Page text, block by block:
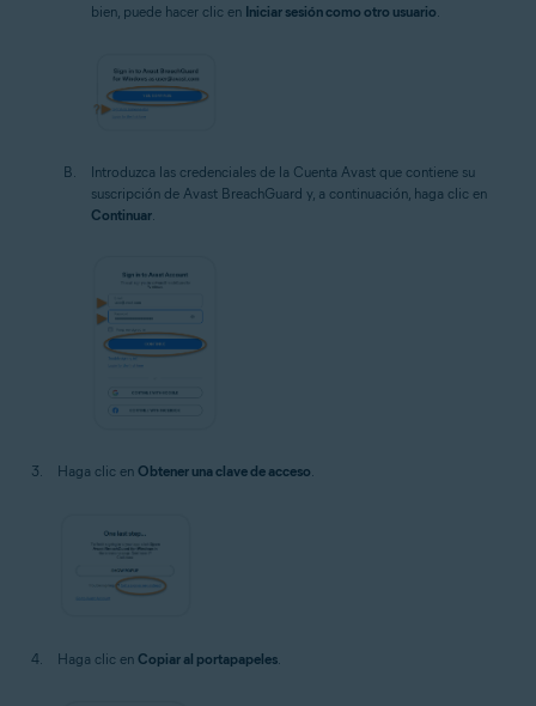
bien, puede hacer clic en Iniciar sesión como otro usuario
Introduzca las credenciales de la Cuenta Avast que contiene su
suscripción de Avast BreachGuard y, a continuación, haga clic en
Continuar
Haga clic en Obtener una clave de acceso
Haga clic en Copiar al portapapeles